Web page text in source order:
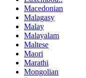
Macedonian
Malagasy
Malay
Malayalam
Maltese
Maori
Marathi
Mongolian